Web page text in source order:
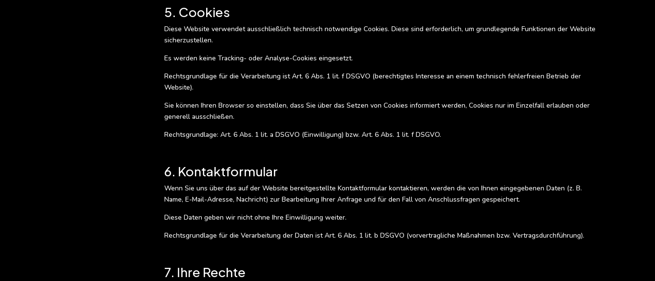
5. Cookies
Diese Website verwendet ausschließlich technisch notwendige Cookies. Diese sind erforderlich, um grundlegende Funktionen der Website
sicherzustellen.
Es werden keine Tracking- oder Analyse-Cookies eingesetzt.
Rechtsgrundlage für die Verarbeitung ist Art. 6 Abs. 1 lit. f DSGVO (berechtigtes Interesse an einem technisch fehlerfreien Betrieb der
Website).
Sie können Ihren Browser so einstellen, dass Sie über das Setzen von Cookies informiert werden, Cookies nur im Einzelfall erlauben oder
generell ausschließen.
Rechtsgrundlage: Art. 6 Abs. 1 lit. a DSGVO (Einwilligung) bzw. Art. 6 Abs. 1 lit. f DSGVO.
6. Kontaktformular
Wenn Sie uns über das auf der Website bereitgestellte Kontaktformular kontaktieren, werden die von Ihnen eingegebenen Daten (z. B.
Name, E-Mail-Adresse, Nachricht) zur Bearbeitung Ihrer Anfrage und für den Fall von Anschlussfragen gespeichert.
Diese Daten geben wir nicht ohne Ihre Einwilligung weiter.
Rechtsgrundlage für die Verarbeitung der Daten ist Art. 6 Abs. 1 lit. b DSGVO (vorvertragliche Maßnahmen bzw. Vertragsdurchführung).
7. Ihre Rechte